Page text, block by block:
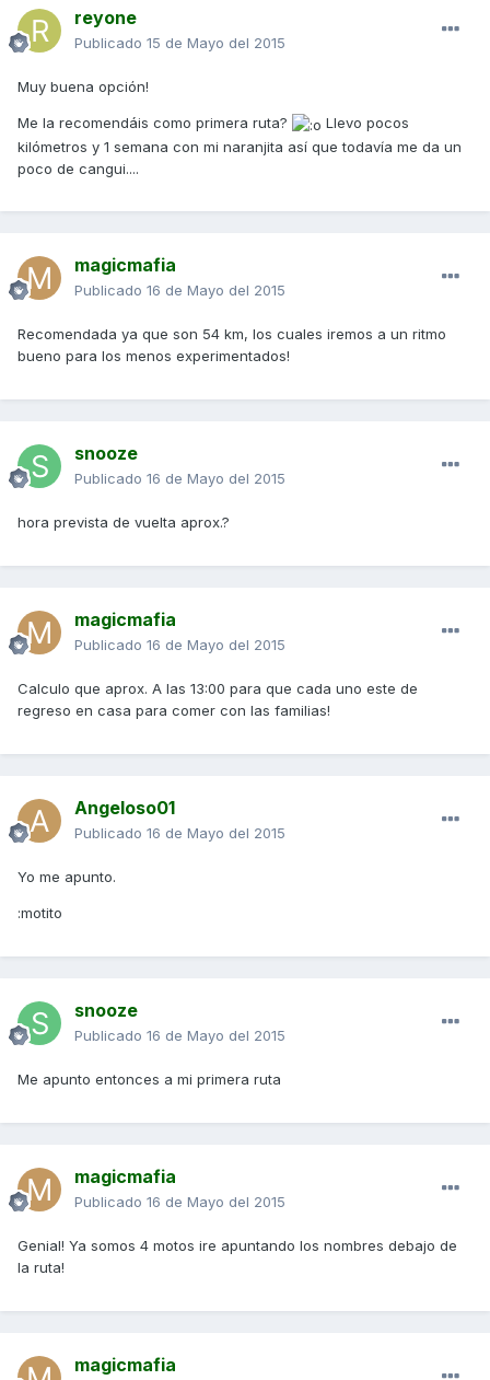
reyone
Publicado 15 de Mayo del 2015
Muy buena opción!
Me la recomendáis como primera ruta?
Llevo pocos
kilómetros y 1 semana con mi naranjita así que todavía me da un
poco de cangui....
magicmafia
Publicado 16 de Mayo del 2015
Recomendada ya que son 54 km, los cuales iremos a un ritmo
bueno para los menos experimentados!
snooze
Publicado 16 de Mayo del 2015
hora prevista de vuelta aprox.?
magicmafia
Publicado 16 de Mayo del 2015
Calculo que aprox. A las 13:00 para que cada uno este de
regreso en casa para comer con las familias!
Angeloso01
Publicado 16 de Mayo del 2015
Yo me apunto.
:motito
snooze
Publicado 16 de Mayo del 2015
Me apunto entonces a mi primera ruta
magicmafia
Publicado 16 de Mayo del 2015
Genial! Ya somos 4 motos ire apuntando los nombres debajo de
la ruta!
magicmafia